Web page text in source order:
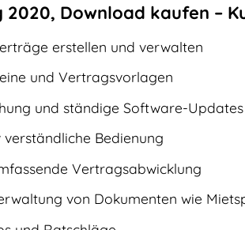
2020, Download kaufen –
erstellen und verwalten
und Vertragsvorlagen
und ständige Software-Updates
Bedienung
Vertragsabwicklung
von Dokumenten wie